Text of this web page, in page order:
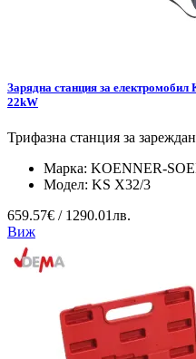
Зарядна станция за
22kW
Трифазна станция за
Марка: KOENNER-
Модел: KS X32/3
659.57€ / 1290.01лв.
Виж